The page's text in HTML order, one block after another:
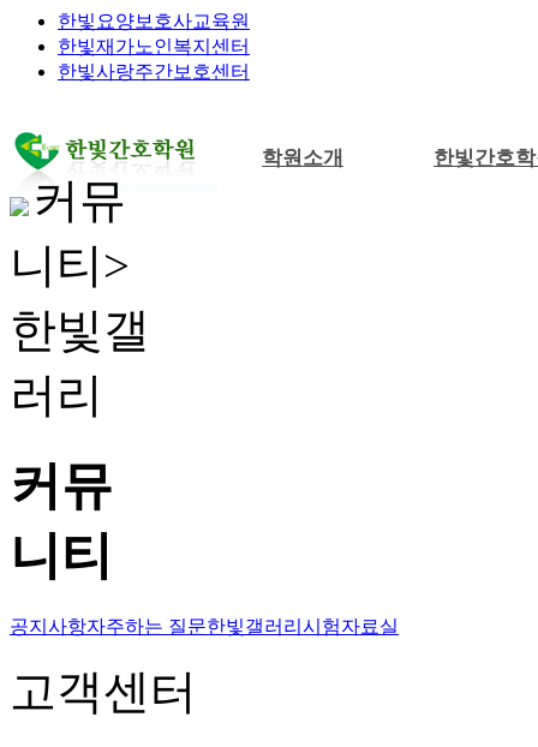
한빛요양보호사교육원
한빛재가노인복지센터
한빛사랑주간보호센터
학원소개 한빛간호
커뮤
니티>
한빛갤
러리
커뮤
니티
공지사항자주하는 질문한빛갤러리 시험자료실
고객센터